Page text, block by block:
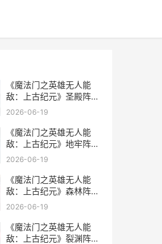
《魔法门之英雄无人能
敌：上古纪元》圣殿阵营
方法全策略同享 魔法门之
2026-06-19
《魔法门之英雄无人能
敌：上古纪元》地牢阵营
方法全策略同享 魔法门之
2026-06-19
《魔法门之英雄无人能
敌：上古纪元》森林阵营
新人开荒策略同享 魔法门
2026-06-19
《魔法门之英雄无人能
敌：上古纪元》裂渊阵营